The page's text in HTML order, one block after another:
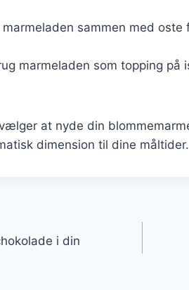
sammen med
marmeladen som topping på
at nyde din
dimension til dine måltider.
i din